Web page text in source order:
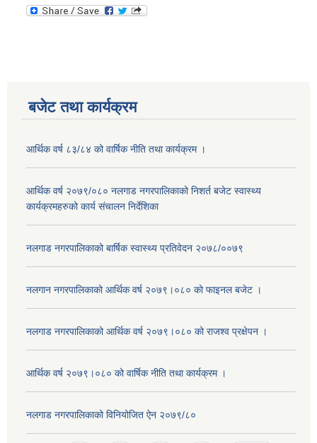
बजेट तथा कार्यक्रम
आर्थिक वर्ष ८३/८४ को वार्षिक नीति तथा कार्यक्रम ।
आर्थिक वर्ष २०७९/०८० नलगाड नगरपालिकाको निशर्त बजेट स्वास्थ्य
कार्यक्रमहरुको कार्य संचालन निर्देशिका
नलगाड नगरपालिकाको बार्षिक स्वास्थ्य प्रतिवेदन २०७८/००७९
नलगान नगरपालिकाको आर्थिक वर्ष २०७९।०८० को फाइनल बजेट ।
नलगाड नगरपालिकाको आर्थिक वर्ष २०७९।०८० को राजश्व प्रक्षेपन ।
आर्थिक वर्ष २०७९।०८० को वार्षिक नीति तथा कार्यक्रम ।
नलगाड नगरपालिकाको विनियोजित ऐन २०७९/८०